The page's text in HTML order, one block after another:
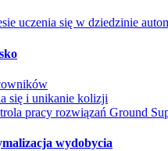
uczenia się w dziedzinie
się i unikanie kolizji
pracy rozwiązań Ground
wydobycia